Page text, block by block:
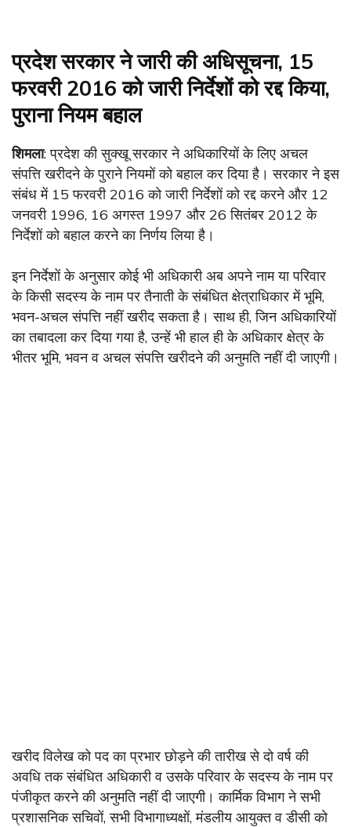
प्रदेश सरकार ने जारी की अधिसूचना, 15
फरवरी 2016 को जारी निर्देशों को रद्द किया,
पुराना नियम बहाल
शिमला: प्रदेश की सुक्खू सरकार ने अधिकारियों के लिए अचल
संपत्ति खरीदने के पुराने नियमों को बहाल कर दिया है। सरकार ने इस
संबंध में 15 फरवरी 2016 को जारी निर्देशों को रद्द करने और 12
जनवरी 1996, 16 अगस्त 1997 और 26 सितंबर 2012 के
निर्देशों को बहाल करने का निर्णय लिया है।
इन निर्देशों के अनुसार कोई भी अधिकारी अब अपने नाम या परिवार
के किसी सदस्य के नाम पर तैनाती के संबंधित क्षेत्राधिकार में भूमि,
भवन-अचल संपत्ति नहीं खरीद सकता है। साथ ही, जिन अधिकारियों
का तबादला कर दिया गया है, उन्हें भी हाल ही के अधिकार क्षेत्र के
भीतर भूमि, भवन व अचल संपत्ति खरीदने की अनुमति नहीं दी जाएगी।
खरीद विलेख को पद का प्रभार छोड़ने की तारीख से दो वर्ष की
अवधि तक संबंधित अधिकारी व उसके परिवार के सदस्य के नाम पर
पंजीकृत करने की अनुमति नहीं दी जाएगी। कार्मिक विभाग ने सभी
प्रशासनिक सचिवों, सभी विभागाध्यक्षों, मंडलीय आयुक्त व डीसी को